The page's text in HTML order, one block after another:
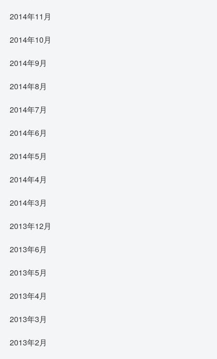
2014年11月
2014年10月
2014年9月
2014年8月
2014年7月
2014年6月
2014年5月
2014年4月
2014年3月
2013年12月
2013年6月
2013年5月
2013年4月
2013年3月
2013年2月